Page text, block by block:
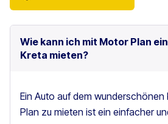
Wie kann ich mit Motor Plan
Kreta mieten?
Ein Auto auf dem
Plan zu mieten ist ein einfacher